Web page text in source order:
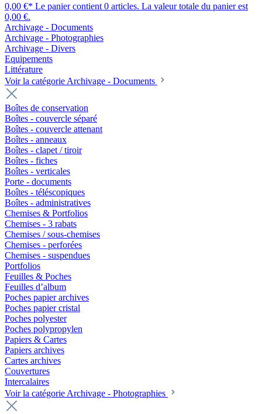
0,00 €* Le panier contient 0 articles. La valeur totale du panier est
0,00 €.
Archivage - Documents
Archivage - Photographies
Archivage - Divers
Equipements
Littérature
Voir la catégorie Archivage - Documents
Boîtes de conservation
Boîtes - couvercle séparé
Boîtes - couvercle attenant
Boîtes - anneaux
Boîtes - clapet / tiroir
Boîtes - fiches
Boîtes - verticales
Porte - documents
Boîtes - téléscopiques
Boîtes - administratives
Chemises & Portfolios
Chemises - 3 rabats
Chemises / sous-chemises
Chemises - perforées
Chemises - suspendues
Portfolios
Feuilles & Poches
Feuilles d’album
Poches papier archives
Poches papier cristal
Poches polyester
Poches polypropylen
Papiers & Cartes
Papiers archives
Cartes archives
Couvertures
Intercalaires
Voir la catégorie Archivage - Photographies